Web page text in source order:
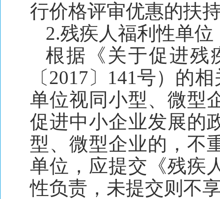
行价格评审优惠的扶
2.残疾人福利性单位
根据《关于促进残
〔2017〕141号）的
单位视同小型、微型
促进中小企业发展的
型、微型企业的，不
单位，应提交《残疾
性负责，未提交则不